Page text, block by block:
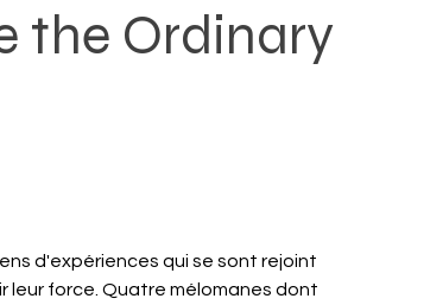
the Ordinary
d'expériences qui se sont rejoint
leur force. Quatre mélomanes dont